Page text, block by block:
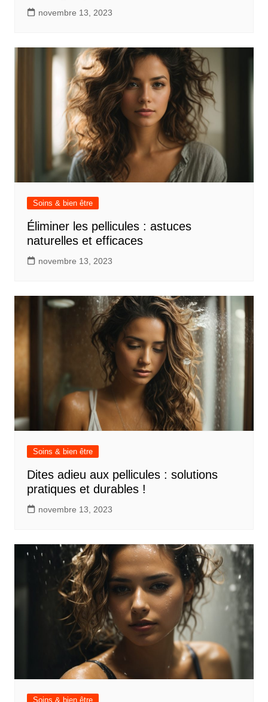
novembre 13, 2023
Soins & bien être
Éliminer les pellicules : astuces
naturelles et efficaces
novembre 13, 2023
Soins & bien être
Dites adieu aux pellicules : solutions
pratiques et durables !
novembre 13, 2023
Soins & bien être